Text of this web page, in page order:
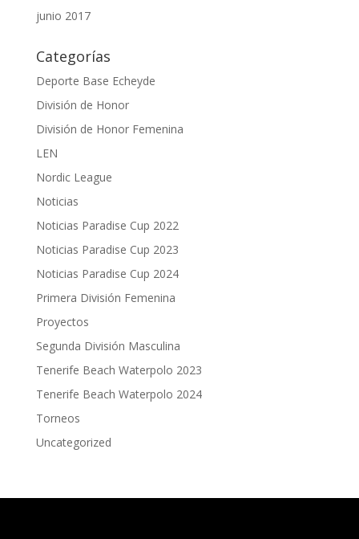
junio 2017
Categorías
Deporte Base Echeyde
División de Honor
División de Honor Femenina
LEN
Nordic League
Noticias
Noticias Paradise Cup 2022
Noticias Paradise Cup 2023
Noticias Paradise Cup 2024
Primera División Femenina
Proyectos
Segunda División Masculina
Tenerife Beach Waterpolo 2023
Tenerife Beach Waterpolo 2024
Torneos
Uncategorized